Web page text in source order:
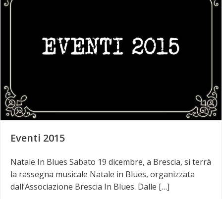
Eventi 2015
Natale In Blues Sabato 19 dicembre, a Brescia, si terrà
la rassegna musicale Natale in Blues, organizzata
dall’Associazione Brescia In Blues. Dalle […]